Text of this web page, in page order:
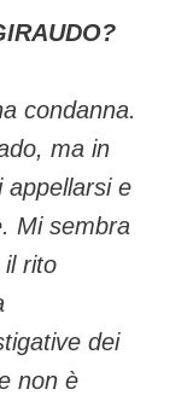
condanna.
ma in
appellarsi e
Mi sembra
il rito
dei
non è